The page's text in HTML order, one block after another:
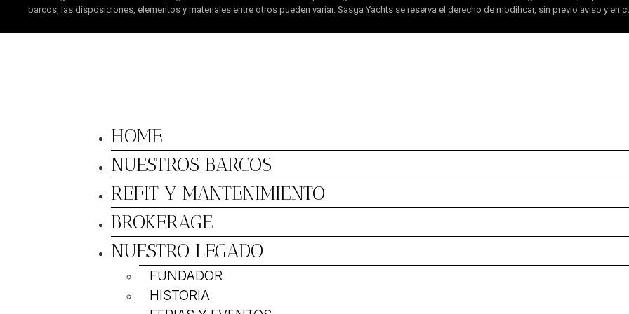
barcos, las disposiciones, elementos y materiales entre otros pueden variar. Sasga Yachts se reserva el derecho de modificar, sin previo aviso y
HOME
NUESTROS BARCOS
REFIT Y MANTENIMIENTO
BROKERAGE
NUESTRO LEGADO
FUNDADOR
HISTORIA